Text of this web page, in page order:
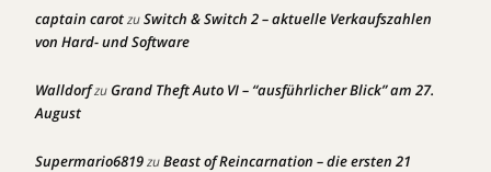
captain carotzuSwitch & Switch 2 – aktuelle Verkaufszahlen
von Hard- und Software
WalldorfzuGrand Theft Auto VI – “ausführlicher Blick” am 27.
August
Supermario6819zuBeast of Reincarnation – die ersten 21